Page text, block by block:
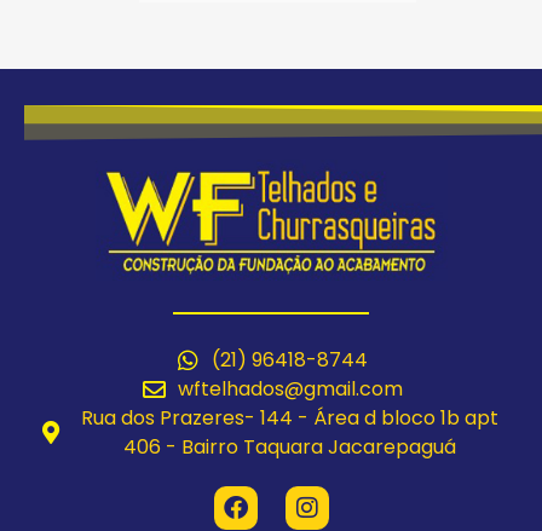
(21) 96418-8744
wftelhados@gmail.com
Rua dos Prazeres- 144 - Área d bloco 1b apt
406 - Bairro Taquara Jacarepaguá